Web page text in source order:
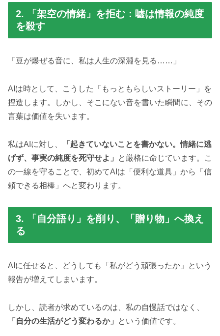
2. 「架空の情緒」を拒む：嘘は情報の純度
を殺す
「豆が爆ぜる音に、私は人生の深淵を見る……」
AIは時として、こうした「もっともらしいストーリー」を
捏造します。しかし、そこにない音を書いた瞬間に、その
言葉は価値を失います。
私はAIに対し、
「起きていないことを書かない。情緒に逃
げず、事実の純度を死守せよ」
と厳格に命じています。こ
の一線を守ることで、初めてAIは「便利な道具」から「信
頼できる相棒」へと変わります。
3. 「自分語り」を削り、「贈り物」へ換え
る
AIに任せると、どうしても「私がどう頑張ったか」という
報告が増えてしまいます。
しかし、読者が求めているのは、私の自慢話ではなく、
「自分の生活がどう変わるか」
という価値です。